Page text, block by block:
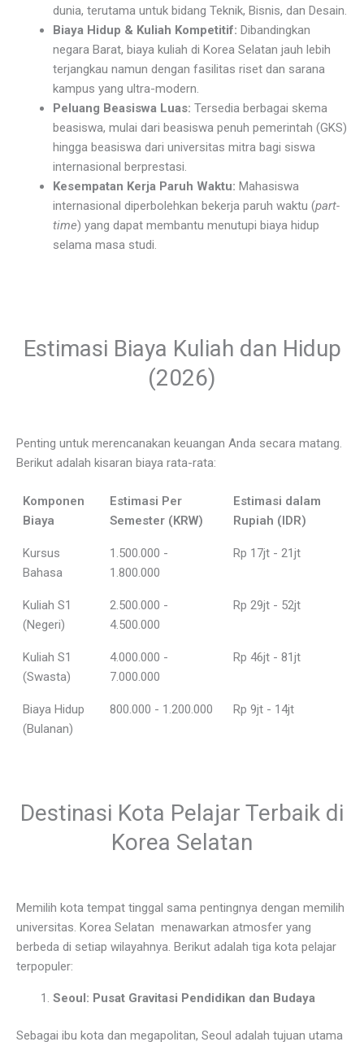
dunia, terutama untuk bidang Teknik, Bisnis, dan Desain.
Biaya Hidup & Kuliah Kompetitif: Dibandingkan
negara Barat, biaya kuliah di Korea Selatan jauh lebih
terjangkau namun dengan fasilitas riset dan sarana
kampus yang ultra-modern.
Peluang Beasiswa Luas: Tersedia berbagai skema
beasiswa, mulai dari beasiswa penuh pemerintah (GKS)
hingga beasiswa dari universitas mitra bagi siswa
internasional berprestasi.
Kesempatan Kerja Paruh Waktu: Mahasiswa
internasional diperbolehkan bekerja paruh waktu (part-
time) yang dapat membantu menutupi biaya hidup
selama masa studi.
Estimasi Biaya Kuliah dan Hidup
(2026)
Penting untuk merencanakan keuangan Anda secara matang.
Berikut adalah kisaran biaya rata-rata:
Komponen
Biaya
Estimasi Per
Semester (KRW)
Estimasi dalam
Rupiah (IDR)
Kursus
Bahasa
1.500.000 -
1.800.000
Rp 17jt - 21jt
Kuliah S1
(Negeri)
2.500.000 -
4.500.000
Rp 29jt - 52jt
Kuliah S1
(Swasta)
4.000.000 -
7.000.000
Rp 46jt - 81jt
Biaya Hidup
(Bulanan)
800.000 - 1.200.000 Rp 9jt - 14jt
Destinasi Kota Pelajar Terbaik di
Korea Selatan
Memilih kota tempat tinggal sama pentingnya dengan memilih
universitas. Korea Selatan menawarkan atmosfer yang
berbeda di setiap wilayahnya. Berikut adalah tiga kota pelajar
terpopuler:
Seoul: Pusat Gravitasi Pendidikan dan Budaya
Sebagai ibu kota dan megapolitan, Seoul adalah tujuan utama